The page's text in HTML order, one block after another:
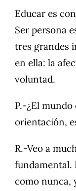
Educar es
Ser persona
tres grandes
en ella: la
voluntad.
P.-¿El
orientación,
R.-Veo a
fundamental.
como nunca,